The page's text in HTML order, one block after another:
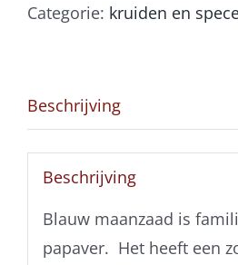
Categorie: kruiden en
Beschrijving
Beschrijving
Blauw maanzaad is
papaver. Het heeft een